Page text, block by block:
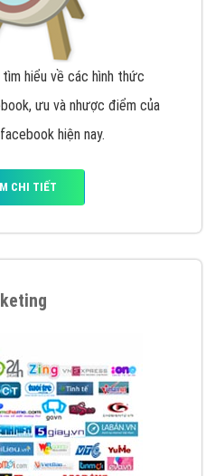
hiểu về các hình thức
ưu và nhược điểm của
hiện nay.
CHI TIẾT